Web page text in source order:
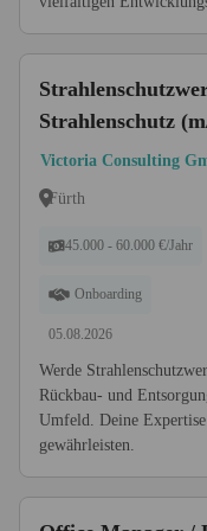
Strahlenschutz
Victoria Consulting
Fürth
45.000 - 60.000 €/Jahr
Onboarding
05.08.2026
Werde
Rückbau- und
Umfeld. Deine
gewährleisten.